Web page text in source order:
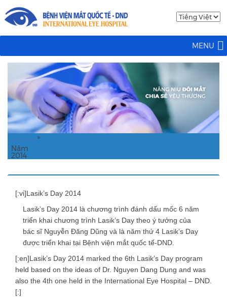
MENU
Giới thiệu »
Năm
2014
[:vi]Lasik’s Day 2014
Lasik’s Day 2014 là chương trình đánh dấu mốc 6 năm
triển khai chương trình Lasik’s Day theo ý tưởng của
bác sĩ Nguyễn Đăng Dũng và là năm thứ 4 Lasik’s Day
được triển khai tại Bệnh viện mắt quốc tế-DND.
[:en]Lasik’s Day 2014 marked the 6th Lasik’s Day program
held based on the ideas of Dr. Nguyen Dang Dung and was
also the 4th one held in the International Eye Hospital – DND.
[:]